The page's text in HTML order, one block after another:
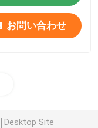
お問い合わせ
Desktop Site